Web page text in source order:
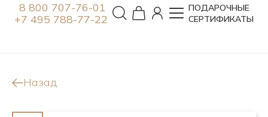
8 800 707-76-01
+7 495 788-77-22
ПОДАРОЧНЫЕ
СЕРТИФИКАТЫ
Назад